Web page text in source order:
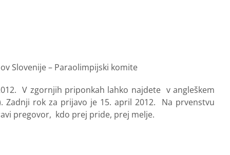
Slovenije – Paraolimpijski komite
V zgornjih priponkah lahko najdete v angleškem
rok za prijavo je 15. april 2012. Na prvenstvu
pregovor, kdo prej pride, prej melje.